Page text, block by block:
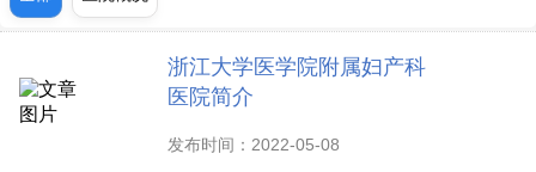
浙江大学医学院附属妇产科
医院简介
发布时间：2022-05-08